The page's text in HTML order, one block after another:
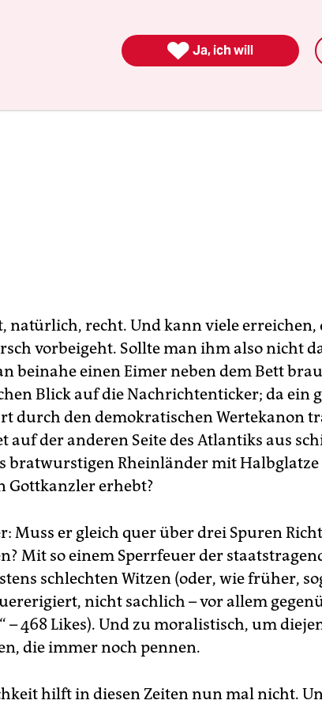
natürlich, recht. Und kann viele erreichen,
vorbeigeht. Sollte man ihm also nicht
beinahe einen Eimer neben dem Bett
Blick auf die Nachrichten­ticker; da ein
durch den demokratischen Wertekanon
auf der anderen Seite des Atlantiks aus
bratwurstigen Rheinländer mit
Gottkanzler erhebt?
Muss er gleich quer über drei Spuren
Mit so einem Sperrfeuer der
schlechten Witzen (oder, wie früher,
nicht sachlich – vor allem
– 468 Likes). Und zu moralistisch, um
die immer noch pennen.
hilft in diesen Zeiten nun mal nicht.
 Ja, ich will